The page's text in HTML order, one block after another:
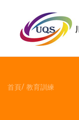
首頁 教育訓練